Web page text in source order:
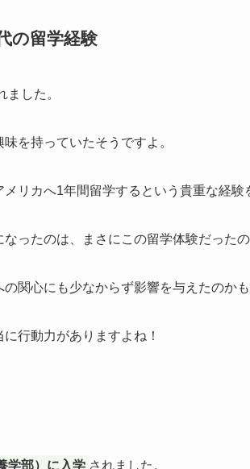
の留学経験
ました。
を持っていたそうですよ。
リカへ1年間留学するという貴重な経験
ったのは、まさにこの留学体験だったの
関心にも少なからず影響を与えたのかも
行動力がありますよね！
学部）に入学 されました。